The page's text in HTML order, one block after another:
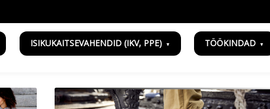
ISIKUKAITSEVAHENDID (IKV, PPE) TÖÖKINDAD